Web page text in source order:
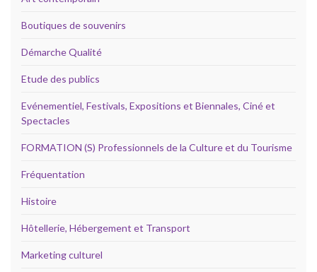
Boutiques de souvenirs
Démarche Qualité
Etude des publics
Evénementiel, Festivals, Expositions et Biennales, Ciné et
Spectacles
FORMATION (S) Professionnels de la Culture et du Tourisme
Fréquentation
Histoire
Hôtellerie, Hébergement et Transport
Marketing culturel